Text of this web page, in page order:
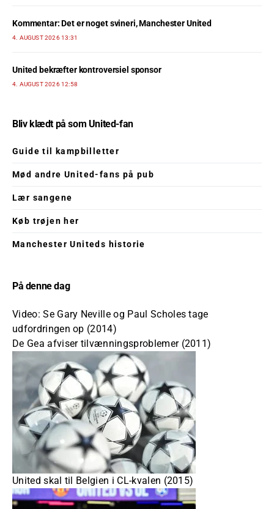
Kommentar: Det er noget svineri, Manchester United
4. AUGUST 2026 13:31
United bekræfter kontroversiel sponsor
4. AUGUST 2026 12:58
Bliv klædt på som United-fan
Guide til kampbilletter
Mød andre United-fans på pub
Lær sangene
Køb trøjen her
Manchester Uniteds historie
På denne dag
Video: Se Gary Neville og Paul Scholes tage
udfordringen op (2014)
De Gea afviser tilvænningsproblemer (2011)
United skal til Belgien i CL-kvalen (2015)